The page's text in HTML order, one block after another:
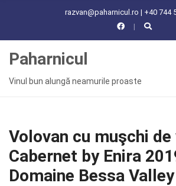
razvan@paharnicul.ro | +40 744
R
Paharnicul
Vinul bun alungă neamurile proaste
Volovan cu muşchi
Cabernet by Enira
Domaine Bessa Valley